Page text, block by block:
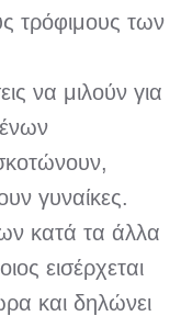
τρόφιμους των
να μιλούν για
γυναίκες.
κατά τα άλλα
εισέρχεται
και δηλώνει